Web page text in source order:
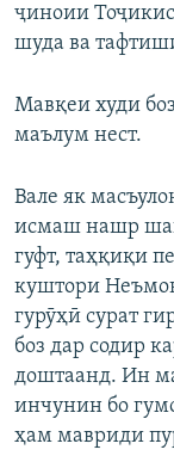
ҷиноии
шуда ва
Мавқеи худи
маълум нест.
Вале як
исмаш нашр
гуфт, таҳқиқи
куштори
гурӯҳӣ сурат
боз дар содир
доштаанд. Ин
инчунин бо
ҳам мавриди